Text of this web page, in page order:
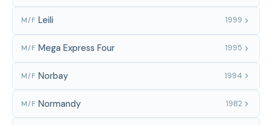
M/F Leili 1999
M/F Mega Express Four 1995
M/F Norbay 1994
M/F Normandy 1982